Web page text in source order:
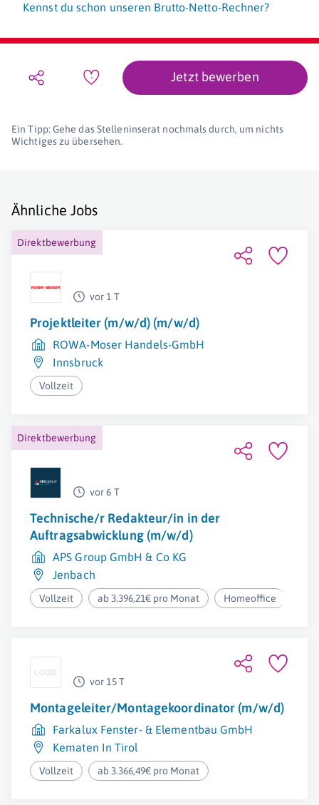
Kennst du schon unseren Brutto-Netto-Rechner?
Jetzt bewerben
Ein Tipp: Gehe das Stelleninserat nochmals durch, um nichts
Wichtiges zu übersehen.
Ähnliche Jobs
Direktbewerbung
vor 1 T
Projektleiter (m/w/d) (m/w/d)
ROWA-Moser Handels-GmbH
Innsbruck
Vollzeit
Direktbewerbung
vor 6 T
Technische/r Redakteur/in in der
Auftragsabwicklung (m/w/d)
APS Group GmbH & Co KG
Jenbach
Vollzeit ab 3.396,21€ pro Monat Homeoffice
vor 15 T
Montageleiter/Montagekoordinator (m/w/d)
Farkalux Fenster- & Elementbau GmbH
Kematen In Tirol
Vollzeit ab 3.366,49€ pro Monat